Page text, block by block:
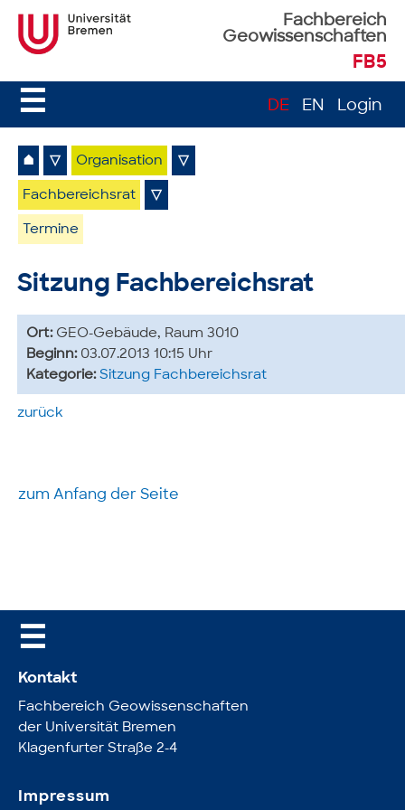
Fachbereich
Geowissenschaften
FB5
☰ DE EN Login
⌂ ▽ Organisation ▽
Fachbereichsrat ▽
Termine
Sitzung Fachbereichsrat
Ort: GEO-Gebäude, Raum 3010
Beginn: 03.07.2013 10:15 Uhr
Kategorie: Sitzung Fachbereichsrat
zurück
zum Anfang der Seite
☰
Kontakt
Fachbereich Geowissenschaften
der Universität Bremen
Klagenfurter Straße 2-4
Impressum